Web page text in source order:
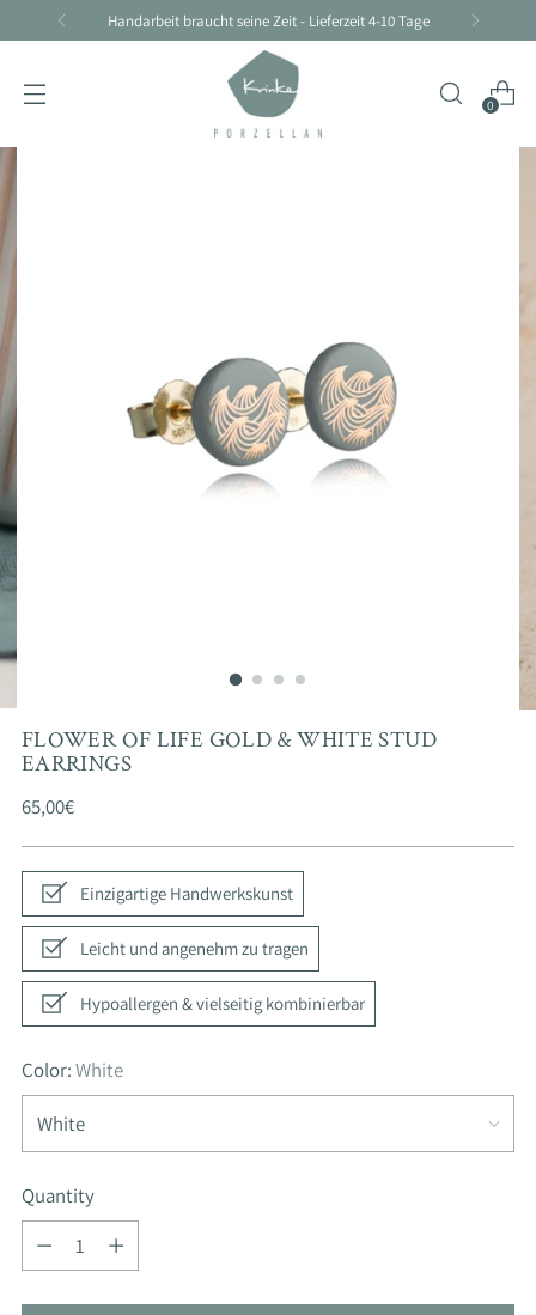
Handarbeit braucht seine Zeit - Lieferzeit 4-10 Tage
0
FLOWER OF LIFE GOLD & WHITE STUD
EARRINGS
Regular
65,00€
Einzigartige Handwerkskunst
Leicht und angenehm zu tragen
Hypoallergen & vielseitig kombinierbar
Color:White
Quantity
Quantity